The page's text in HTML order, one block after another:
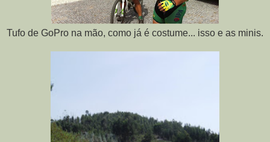
Tufo de GoPro na mão, como já é costume... isso e as minis.